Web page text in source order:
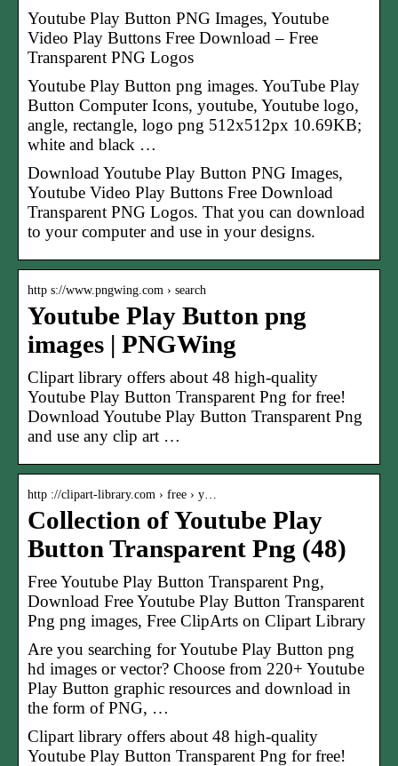
Youtube Play Button PNG Images, Youtube
Video Play Buttons Free Download – Free
Transparent PNG Logos
Youtube Play Button png images. YouTube Play
Button Computer Icons, youtube, Youtube logo,
angle, rectangle, logo png 512x512px 10.69KB;
white and black …
Download Youtube Play Button PNG Images,
Youtube Video Play Buttons Free Download
Transparent PNG Logos. That you can download
to your computer and use in your designs.
http s://www.pngwing.com › search
Youtube Play Button png
images | PNGWing
Clipart library offers about 48 high-quality
Youtube Play Button Transparent Png for free!
Download Youtube Play Button Transparent Png
and use any clip art …
http ://clipart-library.com › free › y…
Collection of Youtube Play
Button Transparent Png (48)
Free Youtube Play Button Transparent Png,
Download Free Youtube Play Button Transparent
Png png images, Free ClipArts on Clipart Library
Are you searching for Youtube Play Button png
hd images or vector? Choose from 220+ Youtube
Play Button graphic resources and download in
the form of PNG, …
Clipart library offers about 48 high-quality
Youtube Play Button Transparent Png for free!